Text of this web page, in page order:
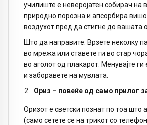
училиште е неверојатен собирач на
природно порозна и апсорбира
воздухот пред да стигне до вашата
Што да направите: Врзете неколку
во мрежа или ставете ги во стар
во аголот од плакарот. Менувајте
и заборавете на мувлата.
Ориз – повеќе од само прилог
Оризот е светски познат по тоа што
(само сетете се на трикот со